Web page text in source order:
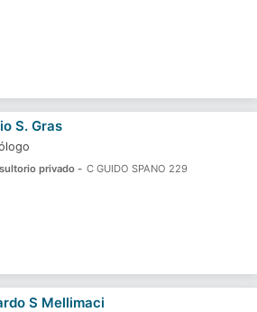
S. Gras
privado - C GUIDO SPANO 229
S Mellimaci